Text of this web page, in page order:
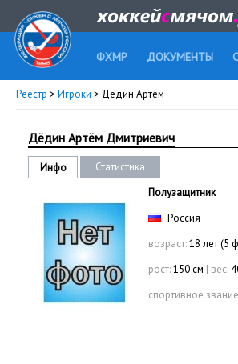
ФХМР ДОКУМЕНТЫ
Реестр > Игроки > Дёдин Артём
Дёдин Артём Дмитриевич
Инфо
Статистика
Полузащитник
Россия
возраст:18 лет (5
рост:150 см | вес:
спортивное